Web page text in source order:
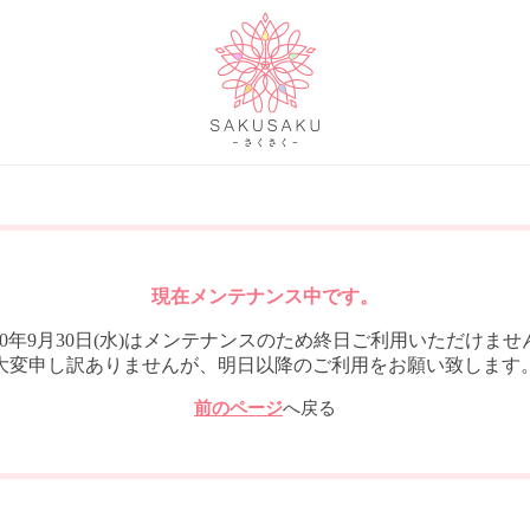
現在メンテナンス中です。
年9月30日(水)はメンテナンスのため終日ご利用いただけませ
変申し訳ありませんが、明日以降のご利用をお願い致します
前のページへ戻る